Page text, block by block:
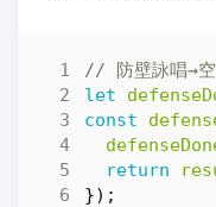
let
const
return
});